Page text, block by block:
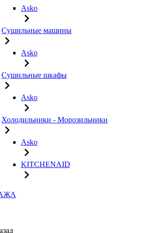
Asko
Сушильные машины
Asko
Сушильные шкафы
Asko
Холодильники - Морозильники
Asko
KITCHENAID